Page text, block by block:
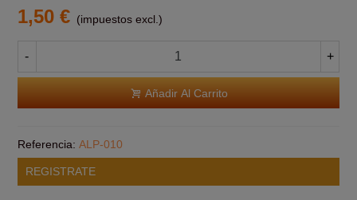
1,50 € (impuestos excl.)
- +
Añadir Al Carrito
Referencia: ALP-010
REGISTRATE